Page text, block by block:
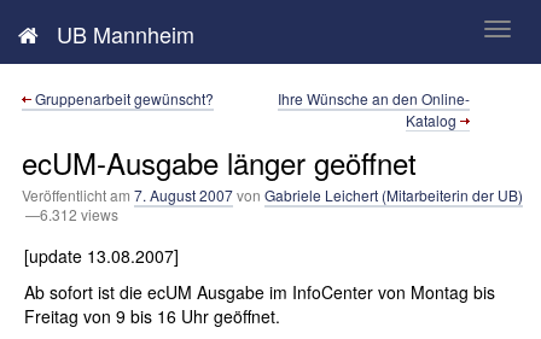
UB Mannheim
Neues aus der UB Mannheim
Gruppenarbeit gewünscht?
Ihre Wünsche an den Online-
Katalog
ecUM-Ausgabe länger geöffnet
Veröffentlicht am 7. August 2007von Gabriele Leichert (Mitarbeiterin der UB)
—6.312 views
[update 13.08.2007]
Ab sofort ist die ecUM Ausgabe im InfoCenter von Montag bis
Freitag von 9 bis 16 Uhr geöffnet.